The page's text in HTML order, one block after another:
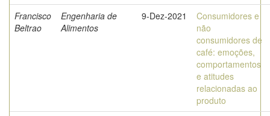
Francisco
Beltrao
Engenharia de
Alimentos
9-Dez-2021
Consumidores e
não
consumidores de
café: emoções,
comportamentos
e atitudes
relacionadas ao
produto